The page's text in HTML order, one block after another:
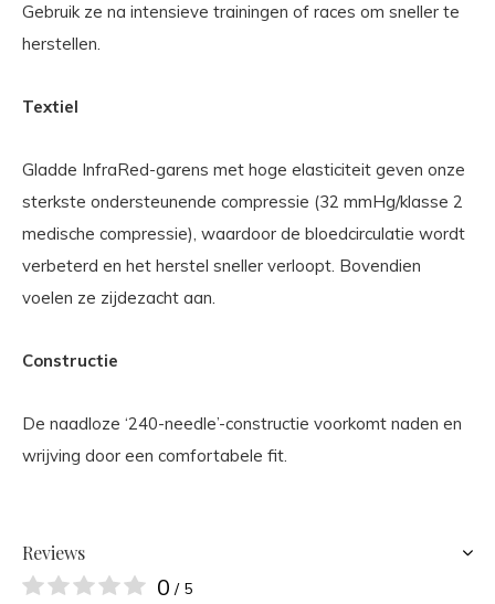
Gebruik ze na intensieve trainingen of races om sneller te
herstellen.
Textiel
Gladde InfraRed-garens met hoge elasticiteit geven onze
sterkste ondersteunende compressie (32 mmHg/klasse 2
medische compressie), waardoor de bloedcirculatie wordt
verbeterd en het herstel sneller verloopt. Bovendien
voelen ze zijdezacht aan.
Constructie
De naadloze ‘240-needle’-constructie voorkomt naden en
wrijving door een comfortabele fit.
Reviews
0 / 5